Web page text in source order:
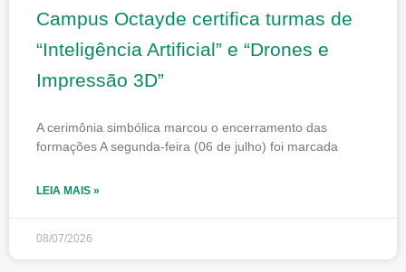
Campus Octayde certifica turmas de
“Inteligência Artificial” e “Drones e
Impressão 3D”
A cerimônia simbólica marcou o encerramento das
formações A segunda-feira (06 de julho) foi marcada
LEIA MAIS »
08/07/2026